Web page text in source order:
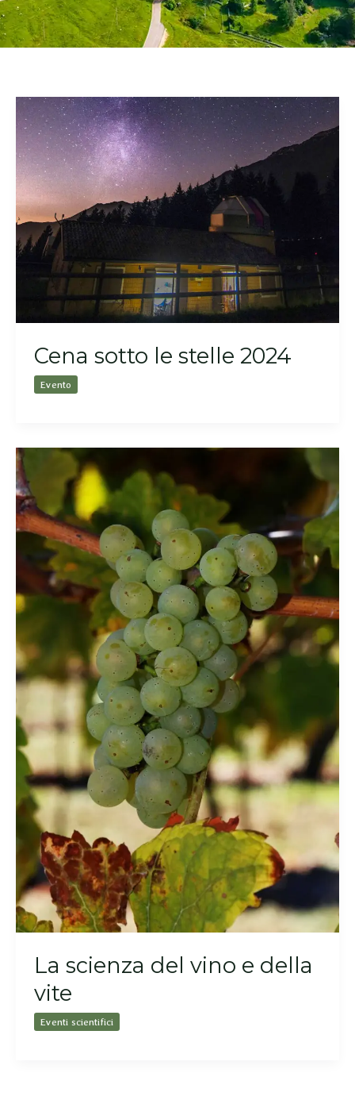
Cena sotto le stelle 2024
Evento
La scienza del vino e della
vite
Eventi scientifici